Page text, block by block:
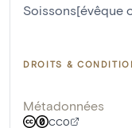
Soissons[évêque
DROITS &
Métadonnées
CC0